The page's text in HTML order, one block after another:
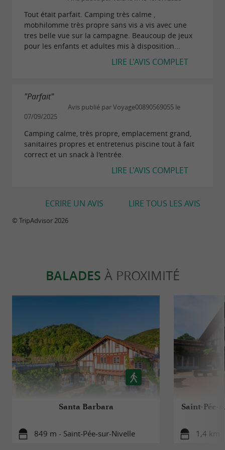
Tout était parfait. Camping très calme ,
mobhilomme très propre sans vis a vis avec une
tres belle vue sur la campagne. Beaucoup de jeux
pour les enfants et adultes mis à disposition...
LIRE L'AVIS COMPLET
"Parfait"
Avis publié par Voyage00890569055 le
07/09/2025
Camping calme, très propre, emplacement grand,
sanitaires propres et entretenus piscine tout à fait
correct et un snack à l'entrée.
LIRE L'AVIS COMPLET
LIRE TOUS LES AVIS
ECRIRE UN AVIS
© TripAdvisor 2026
BALADES À PROXIMITÉ
Santa Barbara
849 m - Saint-Pée-sur-Nivelle
Saint-Pée-
1,4 km